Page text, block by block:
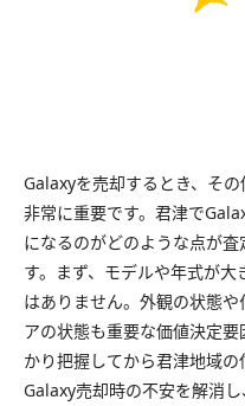
Galaxyを売却するとき、そ
非常に重要です。君津で
になるのがどのような点が
す。まず、モデルや年式が
はありません。外観の状態
アの状態も重要な価値決定
かり把握してから君津地域の
Galaxy売却時の不安を解消